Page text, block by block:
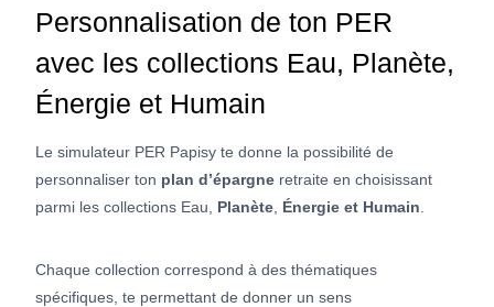
Personnalisation de ton PER
avec les collections Eau, Planète,
Énergie et Humain
Le simulateur PER Papisy te donne la possibilité de
personnaliser ton plan d’épargne retraite en choisissant
parmi les collections Eau, Planète Énergie et Humain
Chaque collection correspond à des thématiques
spécifiques, te permettant de donner un sens